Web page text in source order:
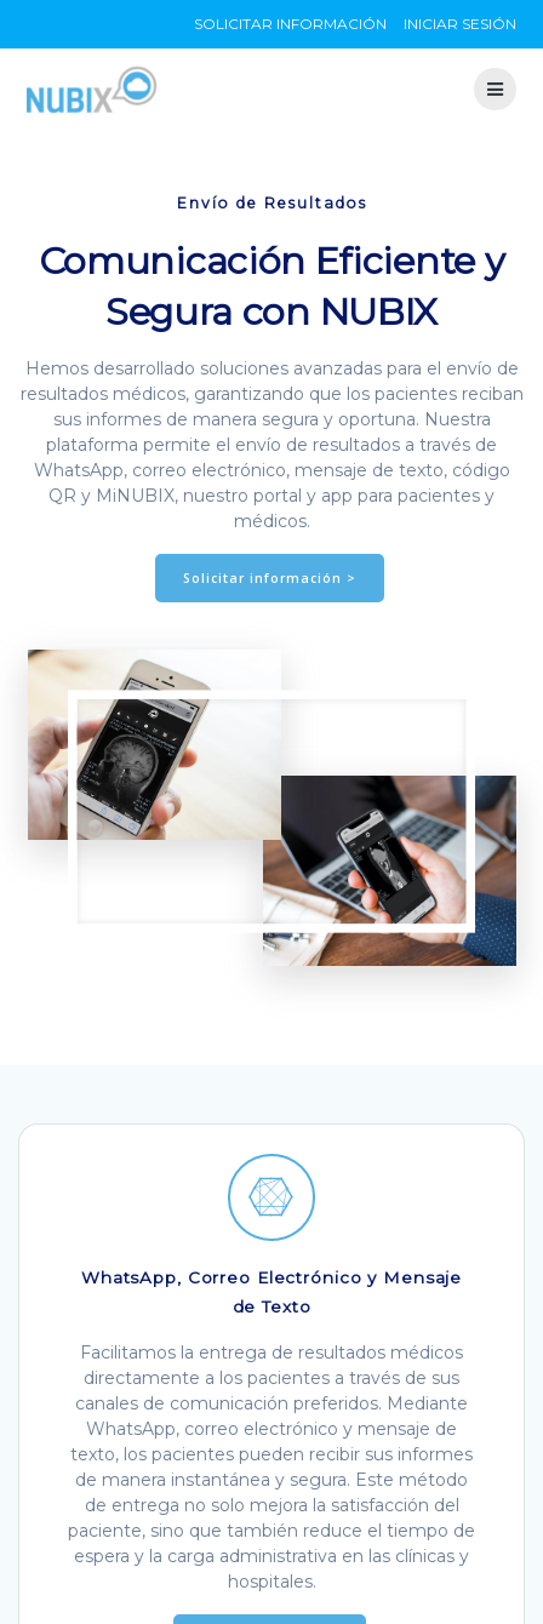
to
SOLICITAR INFORMACIÓN INICIAR SESIÓN
Envío de Resultados
Comunicación Eficiente y
Segura con NUBIX
Hemos desarrollado soluciones avanzadas para el envío de
resultados médicos, garantizando que los pacientes reciban
sus informes de manera segura y oportuna. Nuestra
plataforma permite el envío de resultados a través de
WhatsApp, correo electrónico, mensaje de texto, código
QR y MiNUBIX, nuestro portal y app para pacientes y
médicos.
Solicitar información >
WhatsApp, Correo Electrónico y Mensaje
de Texto
Facilitamos la entrega de resultados médicos
directamente a los pacientes a través de sus
canales de comunicación preferidos. Mediante
WhatsApp, correo electrónico y mensaje de
texto, los pacientes pueden recibir sus informes
de manera instantánea y segura. Este método
de entrega no solo mejora la satisfacción del
paciente, sino que también reduce el tiempo de
espera y la carga administrativa en las clínicas y
hospitales.